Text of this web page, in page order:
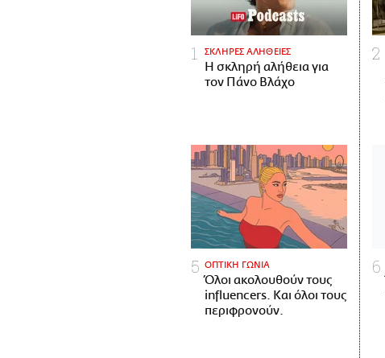
ΣΚΛΗΡΕΣ ΑΛΗΘΕΙΕΣ
H σκληρή αλήθεια για
τον Πάνο Βλάχο
ΟΠΤΙΚΗ ΓΩΝΙΑ
Όλοι ακολουθούν τους
influencers. Και όλοι τους
περιφρονούν.